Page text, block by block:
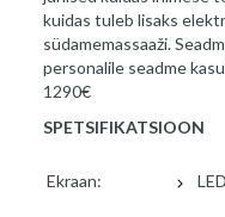
kuidas tuleb lisaks
südamemassaaži.
personalile seadme
1290€
SPETSIFIKATSIOON
Ekraan: